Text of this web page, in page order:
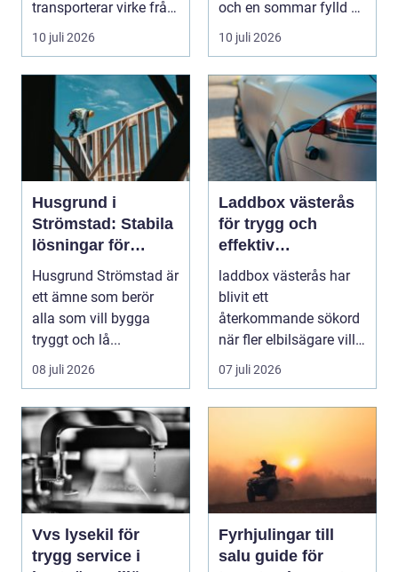
transporterar virke från
avverkningsplatsen till
10 juli 2026
och en sommar fylld av
ofrivilli...
10 juli 2026
Husgrund i
Strömstad: Stabila
lösningar för
boende vid kusten
Husgrund Strömstad är
ett ämne som berör
alla som vill bygga
tryggt och lå...
08 juli 2026
Laddbox västerås
för trygg och
effektiv
hemmaladdning
laddbox västerås har
blivit ett
återkommande sökord
när fler elbilsägare vill
ladda hemma på ett
säk...
07 juli 2026
Vvs lysekil för
trygg service i
Fyrhjulingar till
salu guide för